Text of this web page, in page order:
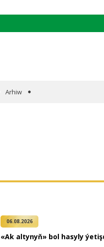
Arhiw
06.08.2026
«Ak altynyň» bol hasyly